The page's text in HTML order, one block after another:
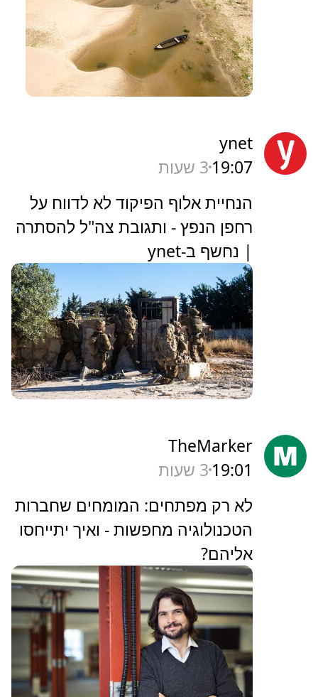
ynet
19:07 3 שעות
הנחיית אלוף הפיקוד לא לדווח על
רחפן הנפץ - ותגובת צה"ל להסתרה
| נחשף ב-ynet
TheMarker
19:01 3 שעות
‏לא רק מפתחים: המומחים שחברות
הטכנולוגיה מחפשות - ואיך יתייחסו
אליהם?